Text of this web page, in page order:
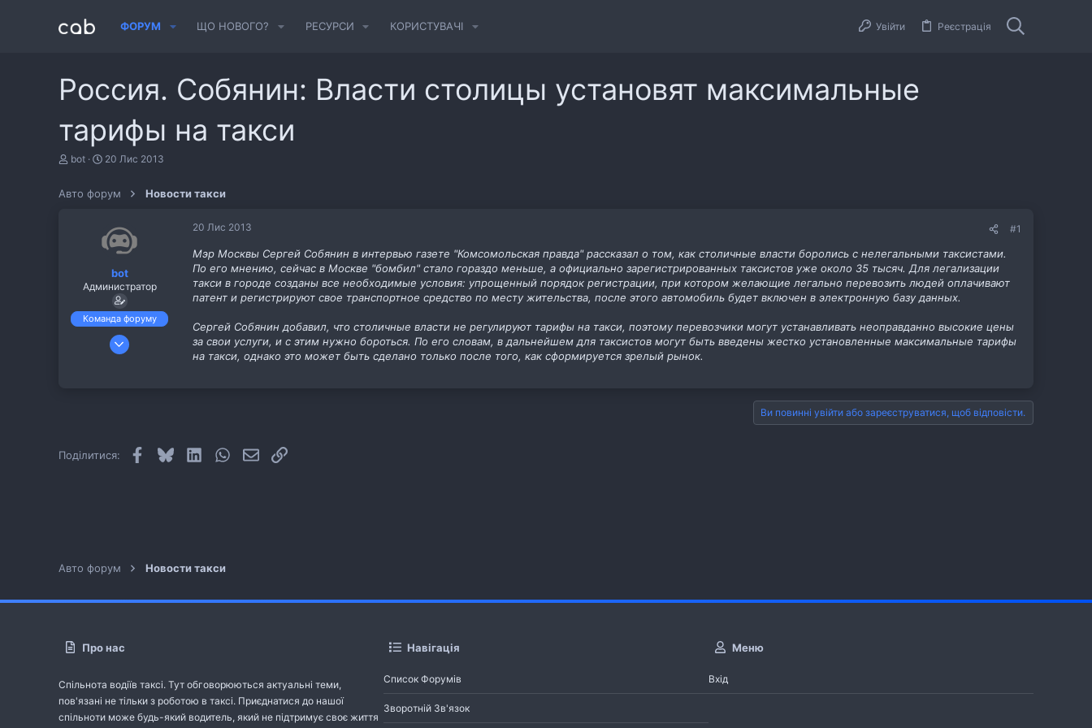
ФОРУМ ЩО НОВОГО? РЕСУРСИ КОРИСТУВАЧІ Увійти Реєстрація
Россия. Собянин: Власти столицы установят максимальные
тарифы на такси
А
о
bot
Д
а
в
о
н
я
20 Лис 2013
Авто форум Новости такси
bot
Администратор
Команда форуму
6 Лис 2013
20 Лис 2013 #1
Мэр Москвы Сергей Собянин в интервью газете "Комсомольская правда" рассказал о том, как столичные власти боролись с нелегальными таксистами.
По его мнению, сейчас в Москве "бомбил" стало гораздо меньше, а официально зарегистрированных таксистов уже около 35 тысяч. Для легализации
такси в городе созданы все необходимые условия: упрощенный порядок регистрации, при котором желающие легально перевозить людей оплачивают
патент и регистрируют свое транспортное средство по месту жительства, после этого автомобиль будет включен в электронную базу данных.
Сергей Собянин добавил, что столичные власти не регулируют тарифы на такси, поэтому перевозчики могут устанавливать неоправданно высокие цены
за свои услуги, и с этим нужно бороться. По его словам, в дальнейшем для таксистов могут быть введены жестко установленные максимальные тарифы
на такси, однако это может быть сделано только после того, как сформируется зрелый рынок.
Ви повинні увійти або зареєструватися, щоб відповісти.
Поділитися: Facebook
BlueskyLinkedInWhatsApp
E-mailПосилання
Авто форум Новости такси
Про нас
Спільнота водіїв таксі. Тут обговорюються актуальні теми,
пов'язані не тільки з роботою в таксі. Приєднатися до нашої
спільноти може будь-який водитель, який не підтримує своє життя
Навігація
Список Форумів
Зворотній Зв'язок
Меню
Вхід